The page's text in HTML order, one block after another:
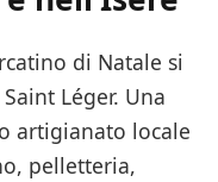
di Natale si
Léger. Una
artigianato locale
pelletteria,